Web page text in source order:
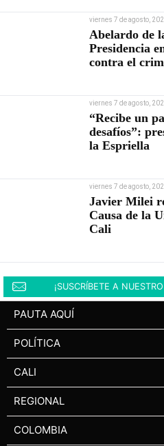
viernes 7 de agosto,
Abelardo de
Presidencia
contra el
viernes 7 de agosto,
“Recibe un
desafíos”:
la Espriella
viernes 7 de agosto,
Javier Milei
Causa de la
Cali
¡SUSCRÍBETE A
PAUTA AQUÍ
POLÍTICA
CALI
REGIONAL
COLOMBIA